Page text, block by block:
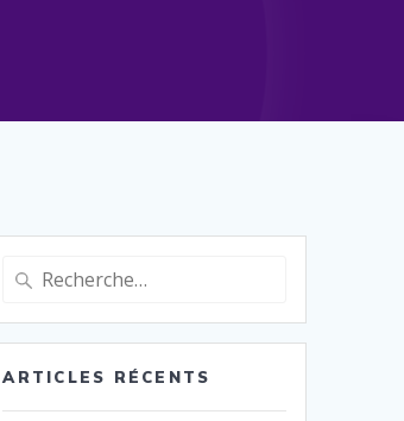
Recherche
:
ARTICLES RÉCENTS